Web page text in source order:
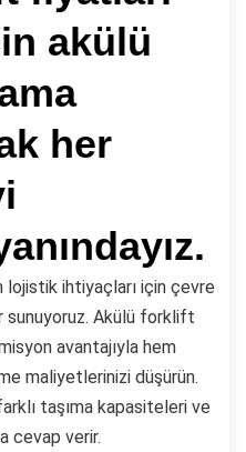
akülü
her
lojistik ihtiyaçları için çevre
Akülü forklift
avantajıyla hem
maliyetlerinizi düşürün.
taşıma kapasiteleri ve
cevap verir.